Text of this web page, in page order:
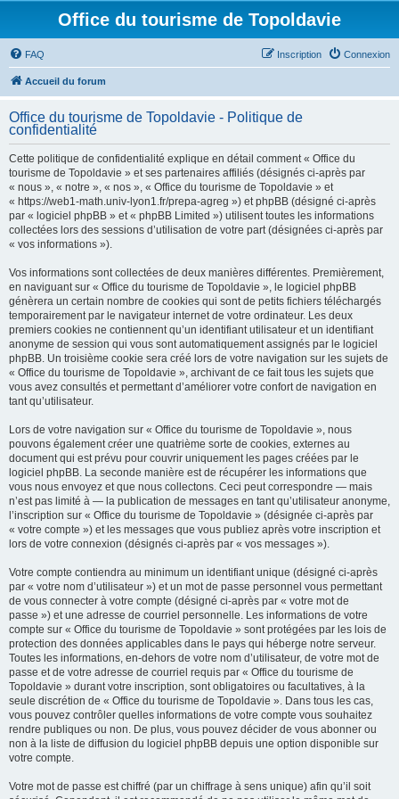
Office du tourisme de Topoldavie
FAQ Connexion
Inscription
Accueil du forum
Office du tourisme de Topoldavie - Politique de
confidentialité
Cette politique de confidentialité explique en détail comment « Office du
tourisme de Topoldavie » et ses partenaires affiliés (désignés ci-après par
« nous », « notre », « nos », « Office du tourisme de Topoldavie » et
« https://web1-math.univ-lyon1.fr/prepa-agreg ») et phpBB (désigné ci-après
par « logiciel phpBB » et « phpBB Limited ») utilisent toutes les informations
collectées lors des sessions d’utilisation de votre part (désignées ci-après par
« vos informations »).
Vos informations sont collectées de deux manières différentes. Premièrement,
en naviguant sur « Office du tourisme de Topoldavie », le logiciel phpBB
génèrera un certain nombre de cookies qui sont de petits fichiers téléchargés
temporairement par le navigateur internet de votre ordinateur. Les deux
premiers cookies ne contiennent qu’un identifiant utilisateur et un identifiant
anonyme de session qui vous sont automatiquement assignés par le logiciel
phpBB. Un troisième cookie sera créé lors de votre navigation sur les sujets de
« Office du tourisme de Topoldavie », archivant de ce fait tous les sujets que
vous avez consultés et permettant d’améliorer votre confort de navigation en
tant qu’utilisateur.
Lors de votre navigation sur « Office du tourisme de Topoldavie », nous
pouvons également créer une quatrième sorte de cookies, externes au
document qui est prévu pour couvrir uniquement les pages créées par le
logiciel phpBB. La seconde manière est de récupérer les informations que
vous nous envoyez et que nous collectons. Ceci peut correspondre — mais
n’est pas limité à — la publication de messages en tant qu’utilisateur anonyme,
l’inscription sur « Office du tourisme de Topoldavie » (désignée ci-après par
« votre compte ») et les messages que vous publiez après votre inscription et
lors de votre connexion (désignés ci-après par « vos messages »).
Votre compte contiendra au minimum un identifiant unique (désigné ci-après
par « votre nom d’utilisateur ») et un mot de passe personnel vous permettant
de vous connecter à votre compte (désigné ci-après par « votre mot de
passe ») et une adresse de courriel personnelle. Les informations de votre
compte sur « Office du tourisme de Topoldavie » sont protégées par les lois de
protection des données applicables dans le pays qui héberge notre serveur.
Toutes les informations, en-dehors de votre nom d’utilisateur, de votre mot de
passe et de votre adresse de courriel requis par « Office du tourisme de
Topoldavie » durant votre inscription, sont obligatoires ou facultatives, à la
seule discrétion de « Office du tourisme de Topoldavie ». Dans tous les cas,
vous pouvez contrôler quelles informations de votre compte vous souhaitez
rendre publiques ou non. De plus, vous pouvez décider de vous abonner ou
non à la liste de diffusion du logiciel phpBB depuis une option disponible sur
votre compte.
Votre mot de passe est chiffré (par un chiffrage à sens unique) afin qu’il soit